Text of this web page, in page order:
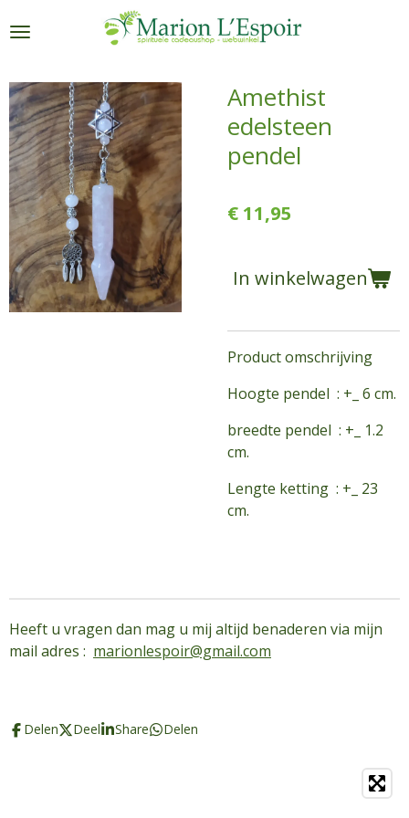
direct
de
hoofdinhoud
Amethist
edelsteen
pendel
€ 11,95
In winkelwagen
Product omschrijving
Hoogte pendel : +_ 6 cm.
breedte pendel : +_ 1.2
cm.
Lengte ketting : +_ 23
cm.
Heeft u vragen dan mag u mij altijd benaderen via mijn
mail adres : marionlespoir@gmail.com
Delen Deel Share Delen